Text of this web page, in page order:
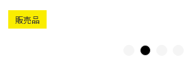
販売品